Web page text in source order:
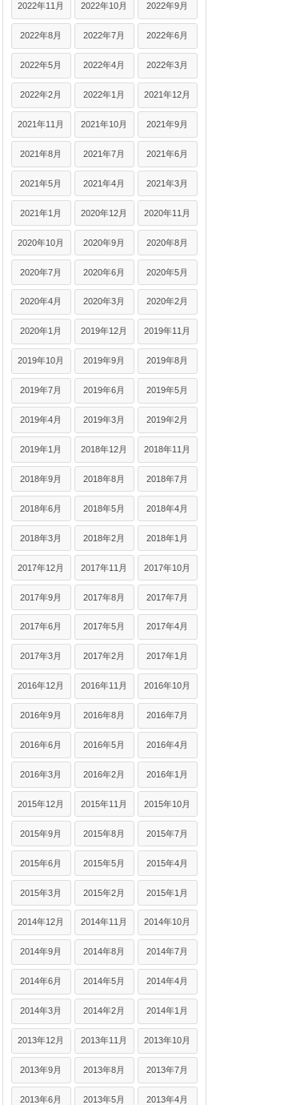
2022年11月 2022年10月 2022年9月
2022年8月 2022年7月 2022年6月
2022年5月 2022年4月 2022年3月
2022年2月 2022年1月 2021年12月
2021年11月 2021年10月 2021年9月
2021年8月 2021年7月 2021年6月
2021年5月 2021年4月 2021年3月
2021年1月 2020年12月 2020年11月
2020年10月 2020年9月 2020年8月
2020年7月 2020年6月 2020年5月
2020年4月 2020年3月 2020年2月
2020年1月 2019年12月 2019年11月
2019年10月 2019年9月 2019年8月
2019年7月 2019年6月 2019年5月
2019年4月 2019年3月 2019年2月
2019年1月 2018年12月 2018年11月
2018年9月 2018年8月 2018年7月
2018年6月 2018年5月 2018年4月
2018年3月 2018年2月 2018年1月
2017年12月 2017年11月 2017年10月
2017年9月 2017年8月 2017年7月
2017年6月 2017年5月 2017年4月
2017年3月 2017年2月 2017年1月
2016年12月 2016年11月 2016年10月
2016年9月 2016年8月 2016年7月
2016年6月 2016年5月 2016年4月
2016年3月 2016年2月 2016年1月
2015年12月 2015年11月 2015年10月
2015年9月 2015年8月 2015年7月
2015年6月 2015年5月 2015年4月
2015年3月 2015年2月 2015年1月
2014年12月 2014年11月 2014年10月
2014年9月 2014年8月 2014年7月
2014年6月 2014年5月 2014年4月
2014年3月 2014年2月 2014年1月
2013年12月 2013年11月 2013年10月
2013年9月 2013年8月 2013年7月
2013年6月 2013年5月 2013年4月